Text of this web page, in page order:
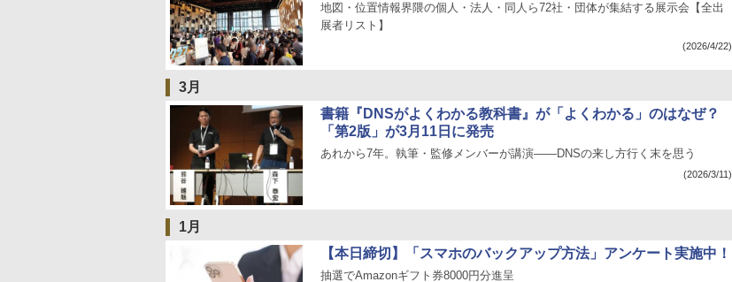
地図・位置情報界隈の個人・法人・同人ら72社・団体が集結する展示会【全出
展者リスト】
(2026/4/22)
3月
書籍『DNSがよくわかる教科書』が「よくわかる」のはなぜ？
「第2版」が3月11日に発売
あれから7年。執筆・監修メンバーが講演――DNSの来し方行く末を思う
(2026/3/11)
1月
【本日締切】「スマホのバックアップ方法」アンケート実施中！
抽選でAmazonギフト券8000円分進呈